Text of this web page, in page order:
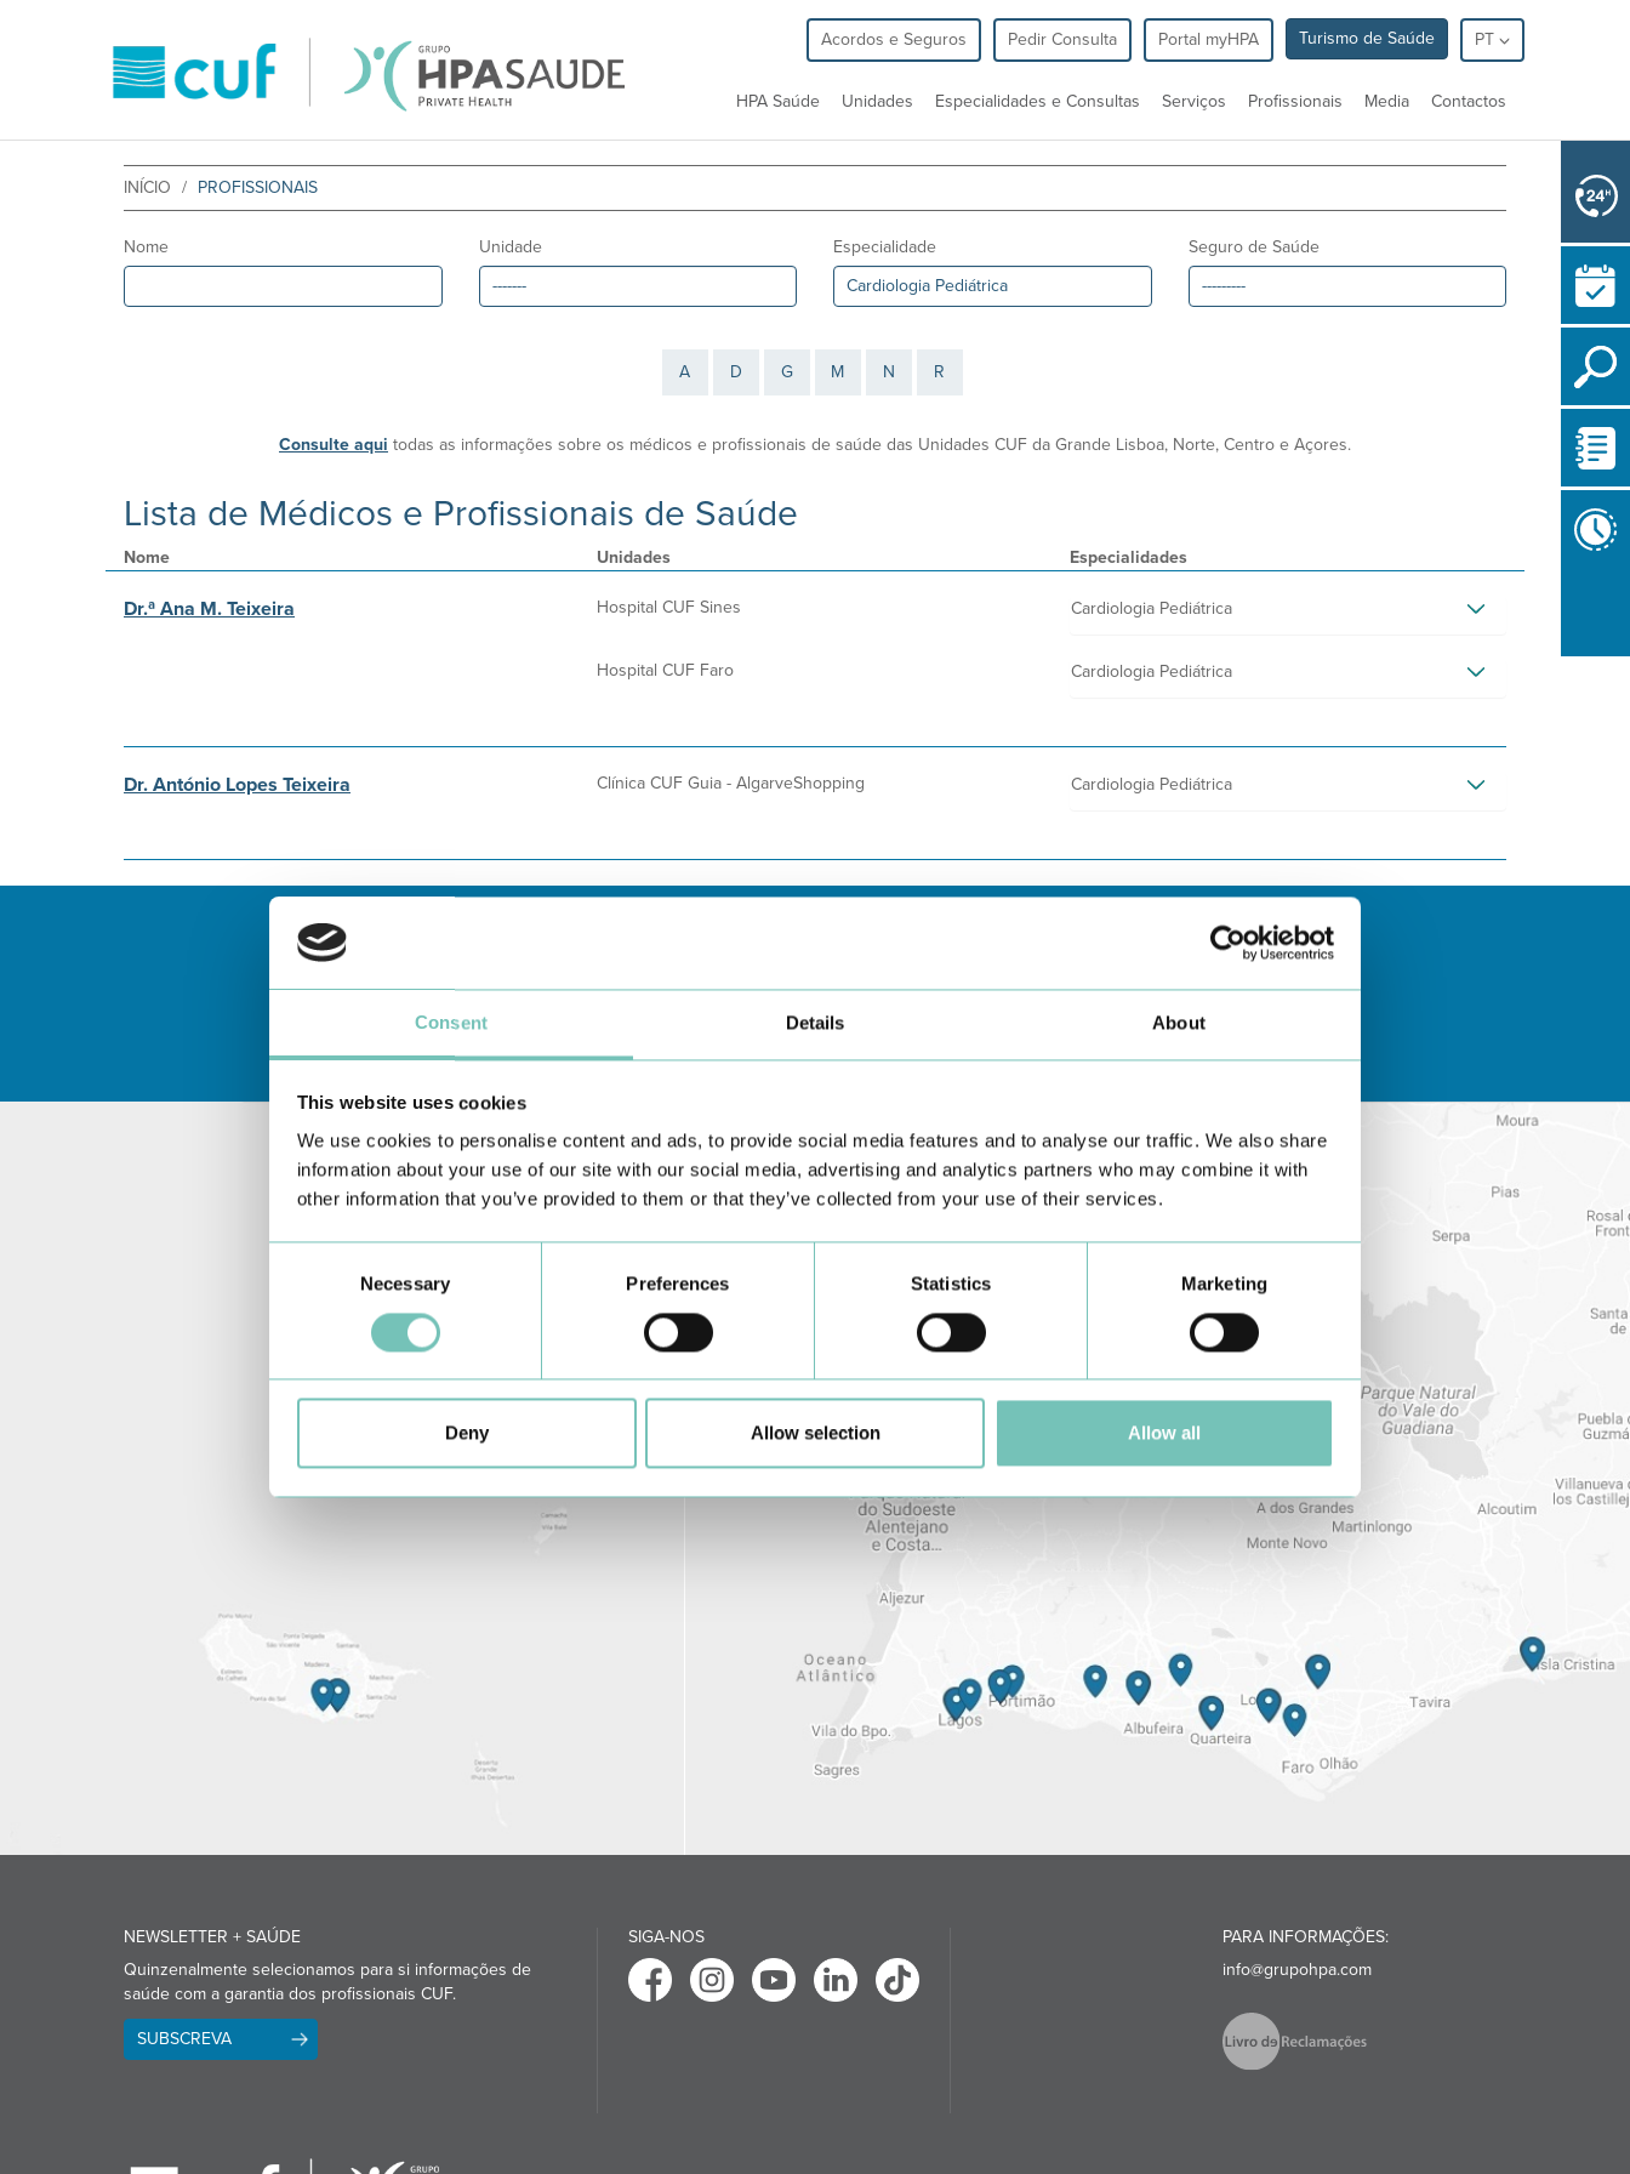
Consent Details About
This website uses cookies
We use cookies to personalise content and ads, to provide social media features and to analyse our traffic. We also share
information about your use of our site with our social media, advertising and analytics partners who may combine it with
other information that you’ve provided to them or that they’ve collected from your use of their services.
Necessary Preferences Statistics Marketing
Deny Allow selection Allow all
Acordos e Seguros Pedir Consulta Portal myHPA Turismo de Saúde PT
HPA Saúde Unidades Especialidades e Consultas Serviços Profissionais Media Contactos
INÍCIO PROFISSIONAIS
Nome Unidade Especialidade Seguro de Saúde
A D G M N R
Consulte aqui todas as informações sobre os médicos e profissionais de saúde das Unidades CUF da Grande Lisboa, Norte, Centro e Açores.
Lista de Médicos e Profissionais de Saúde
Nome Unidades Especialidades
Dr.ª Ana M. Teixeira Hospital CUF Sines Cardiologia Pediátrica
Hospital CUF Faro Cardiologia Pediátrica
Dr. António Lopes Teixeira Clínica CUF Guia - AlgarveShopping Cardiologia Pediátrica
Conheça todas as Unidades de saúde CUF
NEWSLETTER + SAÚDE
Quinzenalmente selecionamos para si informações de
saúde com a garantia dos profissionais CUF.
SUBSCREVA
SIGA-NOS
PARA INFORMAÇÕES:
info@grupohpa.com